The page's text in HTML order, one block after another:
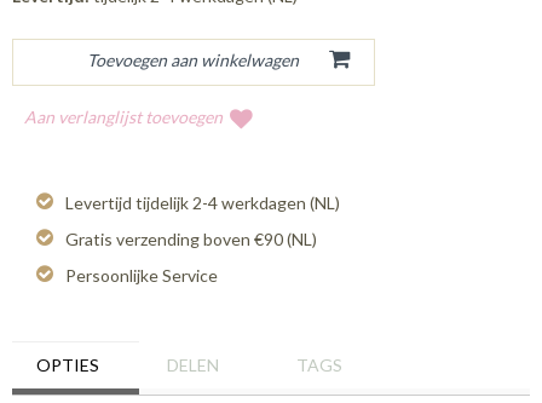
Aan verlanglijst toevoegen
Levertijd tijdelijk 2-4 werkdagen (NL)
Gratis verzending boven €90 (NL)
Persoonlijke Service
OPTIES DELEN TAGS